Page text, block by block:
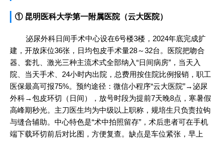
① 昆明医科大学第一附属医院（云大医院）
泌尿外科日间手术中心设在6号楼3楼，2024年底完成扩
建，开放床位36张，日均包皮手术量28～32台。医院把吻合
器、套扎、激光三种主流术式全部纳入“日间病房”，当天入
院、当天手术、24小时内出院，总费用按住院比例报销，职工
医保最高可报75%。预约途径：微信小程序“云大医院”→泌尿
外科→包皮环切（日间），放号时段为提前7天晚8点，寒暑假
高峰期秒光。主刀医生均为中级以上职称，规培生只负责拉钩
与缝合辅助。中心特色是“术中拍照留存”，术后患者可在手机
端下载环切前后对比图，方便复查。缺点是车位紧张，早上